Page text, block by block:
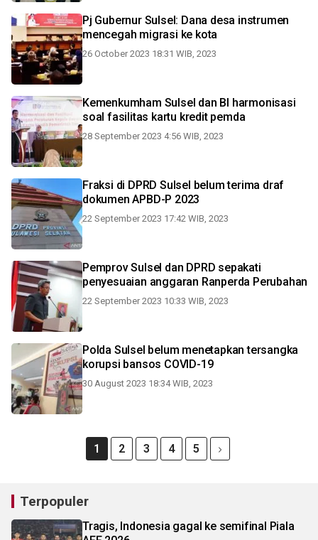
Pj Gubernur Sulsel: Dana desa instrumen
mencegah migrasi ke kota
26 October 2023 18:31 WIB, 2023
Kemenkumham Sulsel dan BI harmonisasi
soal fasilitas kartu kredit pemda
28 September 2023 4:56 WIB, 2023
Fraksi di DPRD Sulsel belum terima draf
dokumen APBD-P 2023
22 September 2023 17:42 WIB, 2023
Pemprov Sulsel dan DPRD sepakati
penyesuaian anggaran Ranperda Perubahan
22 September 2023 10:33 WIB, 2023
Polda Sulsel belum menetapkan tersangka
korupsi bansos COVID-19
30 August 2023 18:34 WIB, 2023
1 2 3 4 5
Terpopuler
Tragis, Indonesia gagal ke semifinal Piala